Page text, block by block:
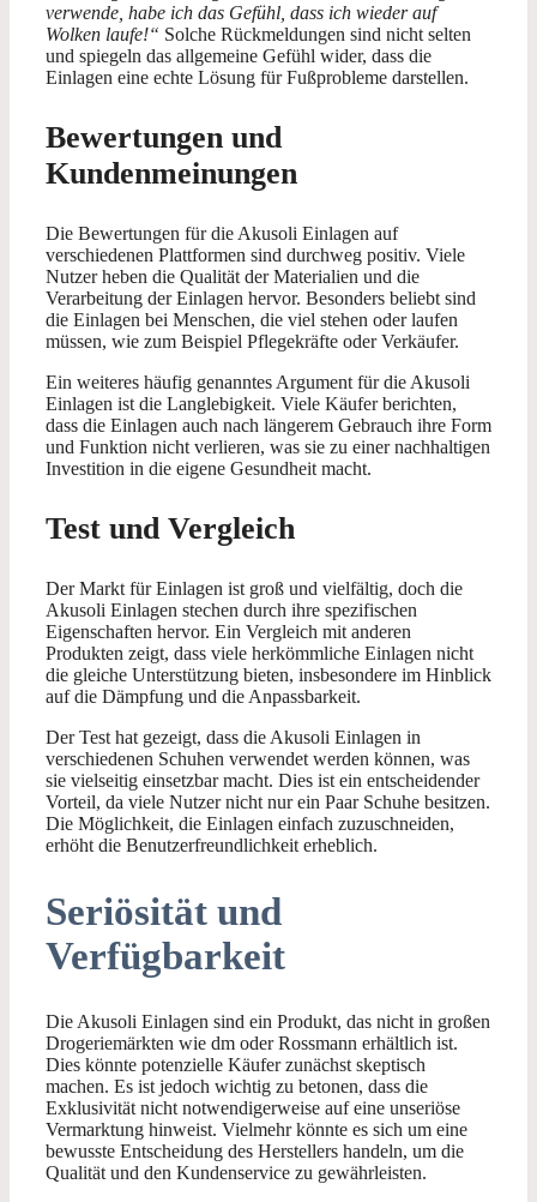
verwende, habe ich das Gefühl, dass ich wieder auf
Wolken laufe!“ Solche Rückmeldungen sind nicht selten
und spiegeln das allgemeine Gefühl wider, dass die
Einlagen eine echte Lösung für Fußprobleme darstellen.
Bewertungen und
Kundenmeinungen
Die Bewertungen für die Akusoli Einlagen auf
verschiedenen Plattformen sind durchweg positiv. Viele
Nutzer heben die Qualität der Materialien und die
Verarbeitung der Einlagen hervor. Besonders beliebt sind
die Einlagen bei Menschen, die viel stehen oder laufen
müssen, wie zum Beispiel Pflegekräfte oder Verkäufer.
Ein weiteres häufig genanntes Argument für die Akusoli
Einlagen ist die Langlebigkeit. Viele Käufer berichten,
dass die Einlagen auch nach längerem Gebrauch ihre Form
und Funktion nicht verlieren, was sie zu einer nachhaltigen
Investition in die eigene Gesundheit macht.
Test und Vergleich
Der Markt für Einlagen ist groß und vielfältig, doch die
Akusoli Einlagen stechen durch ihre spezifischen
Eigenschaften hervor. Ein Vergleich mit anderen
Produkten zeigt, dass viele herkömmliche Einlagen nicht
die gleiche Unterstützung bieten, insbesondere im Hinblick
auf die Dämpfung und die Anpassbarkeit.
Der Test hat gezeigt, dass die Akusoli Einlagen in
verschiedenen Schuhen verwendet werden können, was
sie vielseitig einsetzbar macht. Dies ist ein entscheidender
Vorteil, da viele Nutzer nicht nur ein Paar Schuhe besitzen.
Die Möglichkeit, die Einlagen einfach zuzuschneiden,
erhöht die Benutzerfreundlichkeit erheblich.
Seriösität und
Verfügbarkeit
Die Akusoli Einlagen sind ein Produkt, das nicht in großen
Drogeriemärkten wie dm oder Rossmann erhältlich ist.
Dies könnte potenzielle Käufer zunächst skeptisch
machen. Es ist jedoch wichtig zu betonen, dass die
Exklusivität nicht notwendigerweise auf eine unseriöse
Vermarktung hinweist. Vielmehr könnte es sich um eine
bewusste Entscheidung des Herstellers handeln, um die
Qualität und den Kundenservice zu gewährleisten.